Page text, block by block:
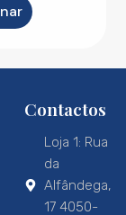
Contactos
Loja 1: Rua
da
Alfândega,
17 4050-